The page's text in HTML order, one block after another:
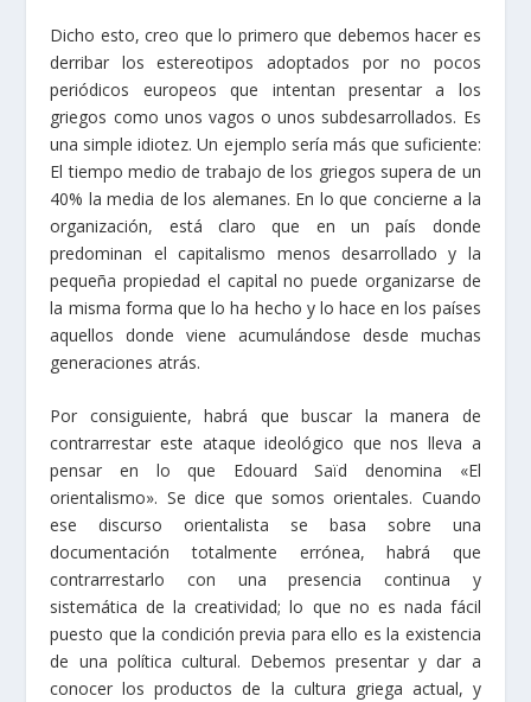
Dicho esto, creo que lo primero que debemos hacer es
derribar los estereotipos adoptados por no pocos
periódicos europeos que intentan presentar a los
griegos como unos vagos o unos subdesarrollados. Es
una simple idiotez. Un ejemplo sería más que suficiente:
El tiempo medio de trabajo de los griegos supera de un
40% la media de los alemanes. En lo que concierne a la
organización, está claro que en un país donde
predominan el capitalismo menos desarrollado y la
pequeña propiedad el capital no puede organizarse de
la misma forma que lo ha hecho y lo hace en los países
aquellos donde viene acumulándose desde muchas
generaciones atrás.
Por consiguiente, habrá que buscar la manera de
contrarrestar este ataque ideológico que nos lleva a
pensar en lo que Edouard Saïd denomina «El
orientalismo». Se dice que somos orientales. Cuando
ese discurso orientalista se basa sobre una
documentación totalmente errónea, habrá que
contrarrestarlo con una presencia continua y
sistemática de la creatividad; lo que no es nada fácil
puesto que la condición previa para ello es la existencia
de una política cultural. Debemos presentar y dar a
conocer los productos de la cultura griega actual, y